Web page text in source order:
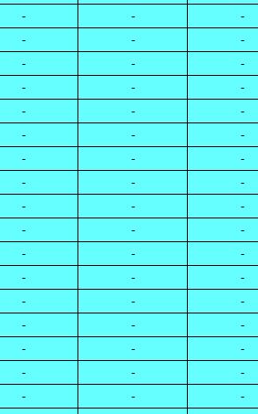
- -
-
- -
-
- -
-
- -
-
- -
-
- -
-
- -
-
- -
-
- -
-
- -
-
- -
-
- -
-
- -
-
- -
-
- -
-
- -
-
- -
-